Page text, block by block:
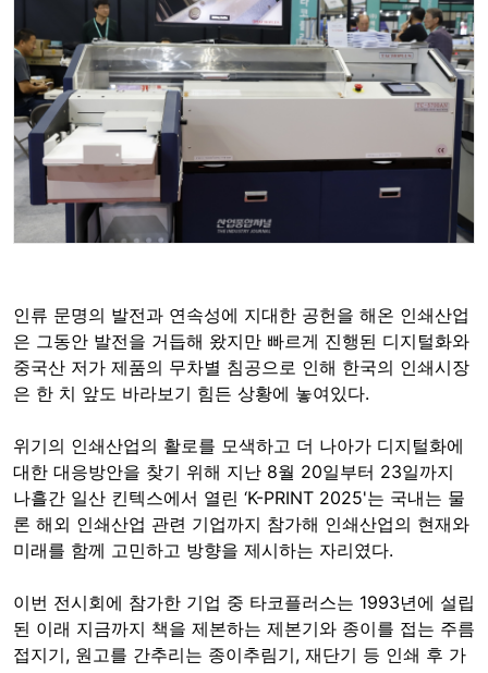
인류 문명의 발전과 연속성에 지대한 공헌을 해온 인쇄산업
은 그동안 발전을 거듭해 왔지만 빠르게 진행된 디지털화와
중국산 저가 제품의 무차별 침공으로 인해 한국의 인쇄시장
은 한 치 앞도 바라보기 힘든 상황에 놓여있다.
위기의 인쇄산업의 활로를 모색하고 더 나아가 디지털화에
대한 대응방안을 찾기 위해 지난 8월 20일부터 23일까지
나흘간 일산 킨텍스에서 열린 ‘K-PRINT 2025'는 국내는 물
론 해외 인쇄산업 관련 기업까지 참가해 인쇄산업의 현재와
미래를 함께 고민하고 방향을 제시하는 자리였다.
이번 전시회에 참가한 기업 중 타코플러스는 1993년에 설립
된 이래 지금까지 책을 제본하는 제본기와 종이를 접는 주름
접지기, 원고를 간추리는 종이추림기, 재단기 등 인쇄 후 가